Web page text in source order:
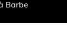
Barbe